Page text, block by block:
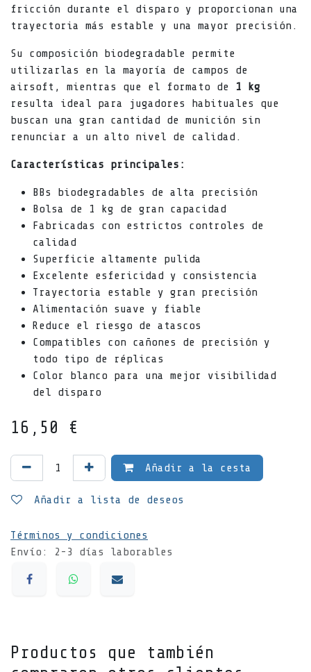
fricción durante el disparo y proporcionan una
trayectoria más estable y una mayor precisión.
Su composición biodegradable permite
utilizarlas en la mayoría de campos de
airsoft, mientras que el formato de
1 kg
resulta ideal para jugadores habituales que
buscan una gran cantidad de munición sin
renunciar a un alto nivel de calidad.
Características principales:
BBs biodegradables de alta precisión
Bolsa de 1 kg de gran capacidad
Fabricadas con estrictos controles de
calidad
Superficie altamente pulida
Excelente esfericidad y consistencia
Trayectoria estable y gran precisión
Alimentación suave y fiable
Reduce el riesgo de atascos
Compatibles con cañones de precisión y
todo tipo de réplicas
Color blanco para una mejor visibilidad
del disparo
16,50 €
Añadir a la cesta
Añadir a lista de deseos
Términos y condiciones
Envío: 2-3 días laborables
Productos que también